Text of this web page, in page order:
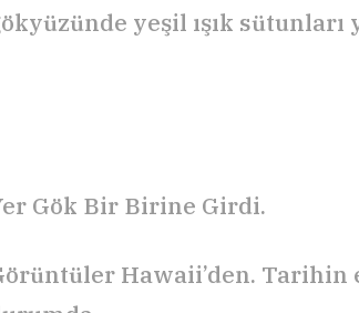
yeşil ışık sütunları
Gök Bir Birine Girdi.
Hawaii’den. Tarihin